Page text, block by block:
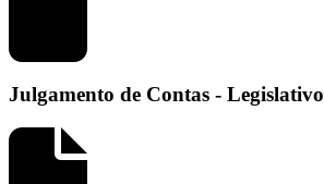
Julgamento de Contas - Legislativo